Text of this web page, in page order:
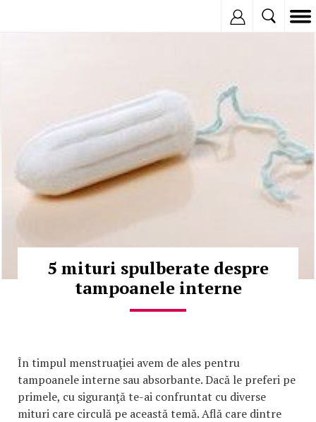
5 mituri spulberate despre
tampoanele interne
În timpul menstruaţiei avem de ales pentru
tampoanele interne sau absorbante. Dacă le preferi pe
primele, cu siguranţă te-ai confruntat cu diverse
mituri care circulă pe această temă. Află care dintre